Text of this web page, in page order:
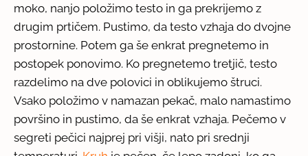
moko, nanjo položimo testo in ga prekrijemo z
drugim prtičem. Pustimo, da testo vzhaja do dvojne
prostornine. Potem ga še enkrat pregnetemo in
postopek ponovimo. Ko pregnetemo tretjič, testo
razdelimo na dve polovici in oblikujemo štruci.
Vsako položimo v namazan pekač, malo namastimo
površino in pustimo, da še enkrat vzhaja. Pečemo v
segreti pečici najprej pri višji, nato pri srednji